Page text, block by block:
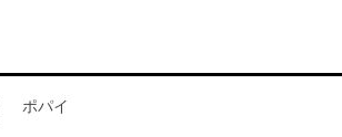
ポパイ